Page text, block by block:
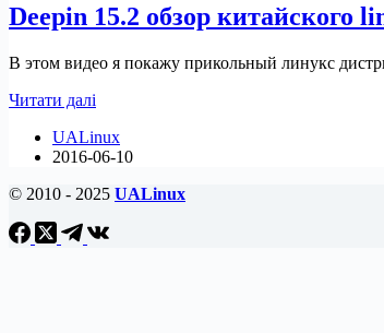
Deepin 15.2 обзор китайского
В этом видео я покажу прикольный линукс
Читати далі
обзор
китайского
дистрибутива
UALinux
2016-06-10
© 2010 - 2025 UALinux